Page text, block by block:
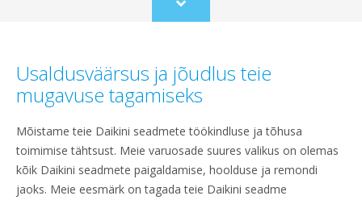
Scroll
to
Usaldusväärsus ja jõudlus teie
mugavuse tagamiseks
Mõistame teie Daikini seadmete töökindluse ja tõhusa
toimimise tähtsust. Meie varuosade suures valikus on olemas
kõik Daikini seadmete paigaldamise, hoolduse ja remondi
jaoks. Meie eesmärk on tagada teie Daikini seadme